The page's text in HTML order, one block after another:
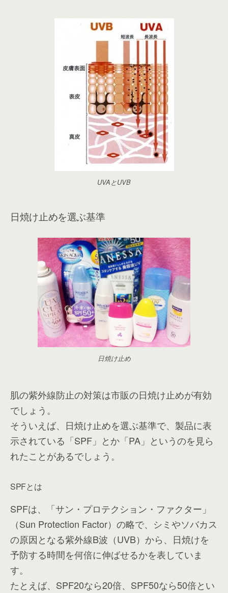
UVAとUVB
日焼け止めを選ぶ基準
日焼け止め
肌の紫外線防止の対策は市販の日焼け止めが有効
でしょう。
そういえば、日焼け止めを選ぶ基準で、製品に表
示されている「SPF」とか「PA」というのを見ら
れたことがあるでしょう。
SPFとは
SPFは、「サン・プロテクション・ファクター」
（Sun Protection Factor）の略で、シミやソバカス
の原因となる紫外線B波（UVB）から、日焼けを
予防する時間を何倍に伸ばせるかを表していま
す。
たとえば、SPF20なら20倍、SPF50なら50倍とい